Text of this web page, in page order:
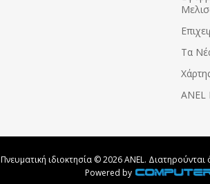
Τα
ANEL
Πνευματική ιδιοκτησία © 2026 ANEL.
Powered by